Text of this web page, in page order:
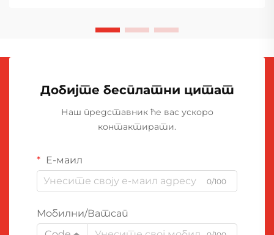
Добијте бесплатни цитат
Наш представник ће вас ускоро
контактирати.
Е-маил
0/100
Мобилни/Ватсап